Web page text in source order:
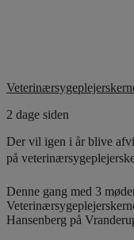
2 dage siden
Der vil igen i år blive
på
Denne gang med 3
Hansenberg på